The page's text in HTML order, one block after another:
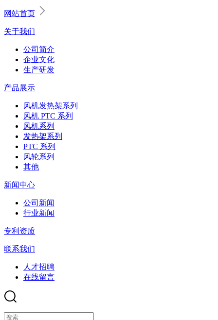
网站首页
关于我们
公司简介
企业文化
生产研发
产品展示
风机发热架系列
风机 PTC 系列
风机系列
发热架系列
PTC 系列
风轮系列
其他
新闻中心
公司新闻
行业新闻
专利资质
联系我们
人才招聘
在线留言